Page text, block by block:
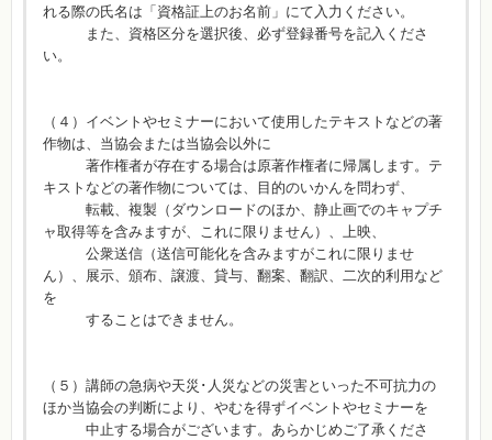
れる際の氏名は「資格証上のお名前」にて入力ください。
また、資格区分を選択後、必ず登録番号を記入くださ
い。
（４）イベントやセミナーにおいて使用したテキストなどの著
作物は、当協会または当協会以外に
著作権者が存在する場合は原著作権者に帰属します。テ
キストなどの著作物については、目的のいかんを問わず、
転載、複製（ダウンロードのほか、静止画でのキャプチ
ャ取得等を含みますが、これに限りません）、上映、
公衆送信（送信可能化を含みますがこれに限りませ
ん）、展示、頒布、譲渡、貸与、翻案、翻訳、二次的利用など
を
することはできません。
（５）講師の急病や天災･人災などの災害といった不可抗力の
ほか当協会の判断により、やむを得ずイベントやセミナーを
中止する場合がございます。あらかじめご了承くださ